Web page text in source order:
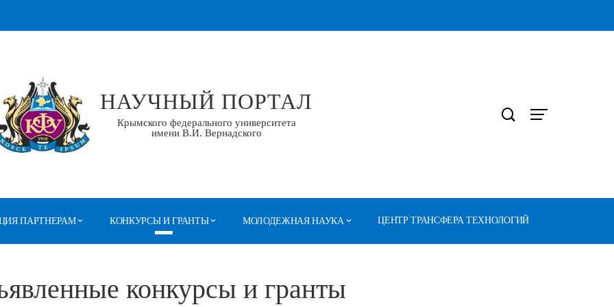
НАУЧНЫЙ ПОРТАЛ
Крымского федерального университета
имени В.И. Вернадского
ПАРТНЕРАМ КОНКУРСЫ И ГРАНТЫ МОЛОДЕЖНАЯ НАУКА ЦЕНТР ТРАНСФЕРА ТЕХНОЛОГИЙ
конкурсы и гранты